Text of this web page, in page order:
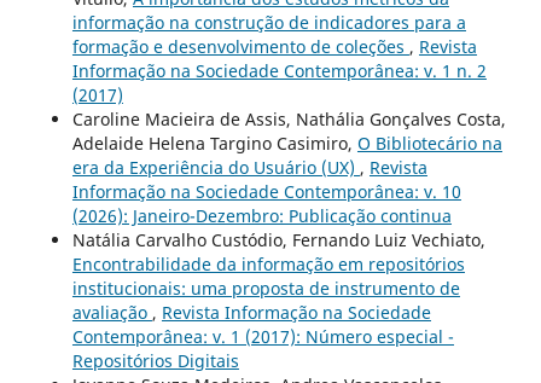
informação na construção de indicadores para a
formação e desenvolvimento de coleções , Revista
Informação na Sociedade Contemporânea: v. 1 n. 2
(2017)
Caroline Macieira de Assis, Nathália Gonçalves Costa,
Adelaide Helena Targino Casimiro, O Bibliotecário na
era da Experiência do Usuário (UX) , Revista
Informação na Sociedade Contemporânea: v. 10
(2026): Janeiro-Dezembro: Publicação continua
Natália Carvalho Custódio, Fernando Luiz Vechiato,
Encontrabilidade da informação em repositórios
institucionais: uma proposta de instrumento de
avaliação , Revista Informação na Sociedade
Contemporânea: v. 1 (2017): Número especial -
Repositórios Digitais